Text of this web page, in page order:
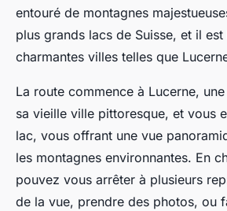
entouré de montagnes
plus grands lacs de Suisse, et il
charmantes villes telles que
La route commence à Lucerne,
sa vieille ville pittoresque, et vous
lac, vous offrant une vue
les montagnes environnantes. En
pouvez vous arrêter à plusieurs
de la vue, prendre des photos, ou